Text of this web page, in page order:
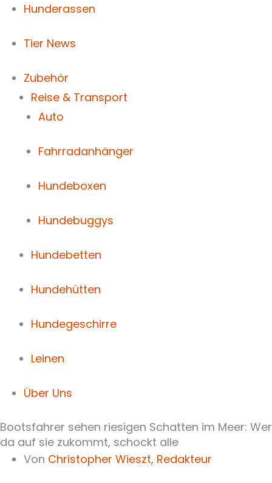
Hunderassen
Tier News
Zubehör
Reise & Transport
Auto
Fahrradanhänger
Hundeboxen
Hundebuggys
Hundebetten
Hundehütten
Hundegeschirre
Leinen
Über Uns
Bootsfahrer sehen riesigen Schatten im Meer: Wer
da auf sie zukommt, schockt alle
Von Christopher Wieszt, Redakteur